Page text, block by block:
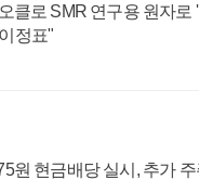
클로 SMR 연구용 원자로 '
정표"
원 현금배당 실시, 추가